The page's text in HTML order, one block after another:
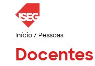
Início/ Pessoas
Docentes